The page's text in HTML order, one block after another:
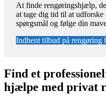
At finde rengøringshjælp,
at tage dig tid til at
spørgsmål og følge din
Indhent tilbud på rengøring
Find et
hjælpe med privat